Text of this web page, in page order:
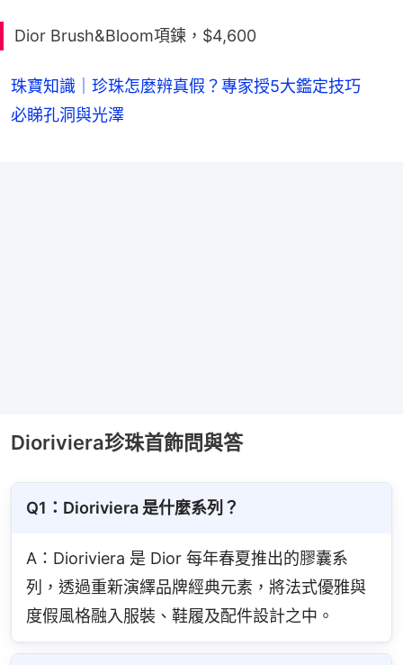
Dior Brush&Bloom項鍊，$4,600
珠寶知識｜珍珠怎麼辨真假？專家授5大鑑定技巧
必睇孔洞與光澤
Dioriviera珍珠首飾問與答
Q1：Dioriviera 是什麼系列？
A：Dioriviera 是 Dior 每年春夏推出的膠囊系
列，透過重新演繹品牌經典元素，將法式優雅與
度假風格融入服裝、鞋履及配件設計之中。